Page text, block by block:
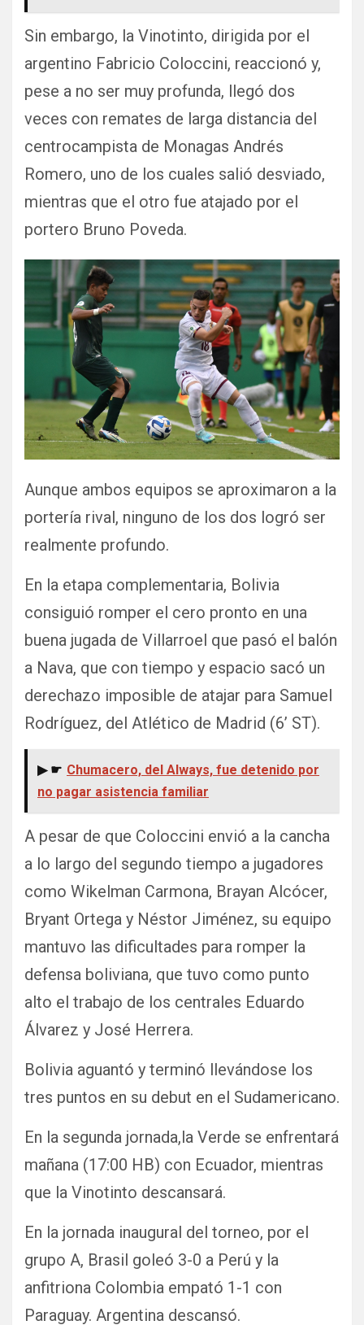
Sin embargo, la Vinotinto, dirigida por el
argentino Fabricio Coloccini, reaccionó y,
pese a no ser muy profunda, llegó dos
veces con remates de larga distancia del
centrocampista de Monagas Andrés
Romero, uno de los cuales salió desviado,
mientras que el otro fue atajado por el
portero Bruno Poveda.
Aunque ambos equipos se aproximaron a la
portería rival, ninguno de los dos logró ser
realmente profundo.
En la etapa complementaria, Bolivia
consiguió romper el cero pronto en una
buena jugada de Villarroel que pasó el balón
a Nava, que con tiempo y espacio sacó un
derechazo imposible de atajar para Samuel
Rodríguez, del Atlético de Madrid (6’ ST).
▶ ☛ Chumacero, del Always, fue detenido por
no pagar asistencia familiar
A pesar de que Coloccini envió a la cancha
a lo largo del segundo tiempo a jugadores
como Wikelman Carmona, Brayan Alcócer,
Bryant Ortega y Néstor Jiménez, su equipo
mantuvo las dificultades para romper la
defensa boliviana, que tuvo como punto
alto el trabajo de los centrales Eduardo
Álvarez y José Herrera.
Bolivia aguantó y terminó llevándose los
tres puntos en su debut en el Sudamericano.
En la segunda jornada,la Verde se enfrentará
mañana (17:00 HB) con Ecuador, mientras
que la Vinotinto descansará.
En la jornada inaugural del torneo, por el
grupo A, Brasil goleó 3-0 a Perú y la
anfitriona Colombia empató 1-1 con
Paraguay. Argentina descansó.